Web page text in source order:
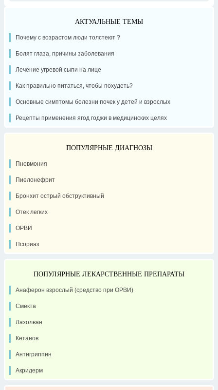
АКТУАЛЬНЫЕ ТЕМЫ
Почему с возрастом люди толстеют ?
Болят глаза, причины заболевания
Лечение угревой сыпи на лице
Как правильно питаться, чтобы похудеть?
Основные симптомы болезни почек у детей и взрослых
Рецепты применения ягод годжи в медицинских целях
ПОПУЛЯРНЫЕ ДИАГНОЗЫ
Пневмония
Пиелонефрит
Бронхит острый обструктивный
Отек легких
ОРВИ
Псориаз
ПОПУЛЯРНЫЕ ЛЕКАРСТВЕННЫЕ ПРЕПАРАТЫ
Анаферон взрослый (средство при ОРВИ)
Смекта
Лазолван
Кетанов
Антигриппин
Акридерм